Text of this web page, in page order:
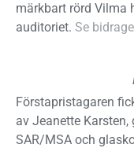
märkbart rörd
auditoriet. Se
Förstapristagaren
av Jeanette
SAR/MSA och